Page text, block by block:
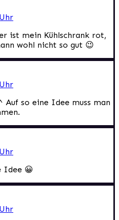
ist mein Kühlschrank rot,
wohl nicht so gut 😉
Auf so eine Idee muss man
Idee 😀